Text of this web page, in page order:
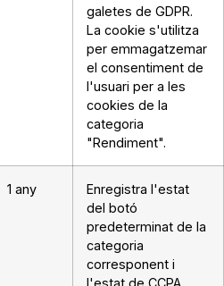
galetes de GDPR.
La cookie s'utilitza
per emmagatzemar
el consentiment de
l'usuari per a les
cookies de la
categoria
"Rendiment".
1 any
Enregistra l'estat
del botó
predeterminat de la
categoria
corresponent i